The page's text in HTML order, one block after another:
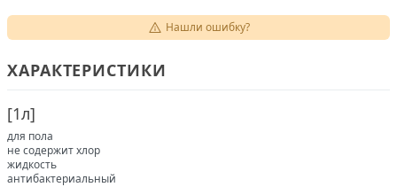
Нашли ошибку?
ХАРАКТЕРИСТИКИ
[1л]
для пола
не содержит хлор
жидкость
антибактериальный